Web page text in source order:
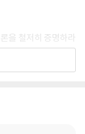
을 철저히 증명하라
당신일 수도 있다는
자